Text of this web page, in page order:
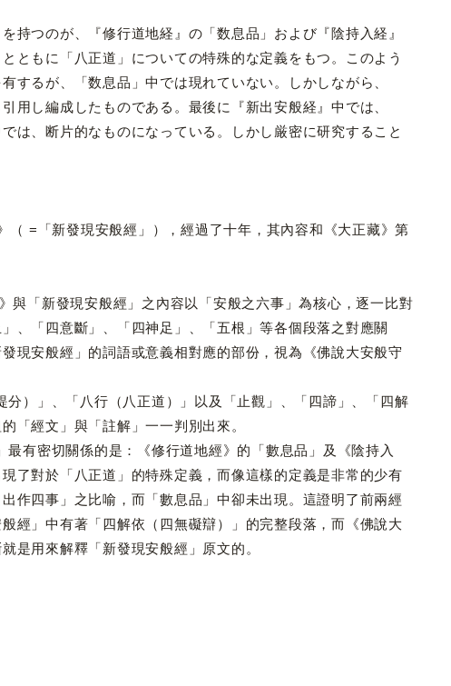
つのが、『修行道地経』の「数息品」および『陰持入経』
ともに「八正道」についての特殊的な定義をもつ。このよう
するが、「数息品」中では現れていない。しかしながら、
用し編成したものである。最後に『新出安般経』中では、
は、断片的なものになっている。しかし厳密に研究すること
=「新發現安般經」），經過了十年，其內容和《大正藏》第
「新發現安般經」之內容以「安般之六事」為核心，逐一比對
、「四意斷」、「四神足」、「五根」等各個段落之對應關
現安般經」的詞語或意義相對應的部份，視為《佛說大安般守
」、「八行（八正道）」以及「止觀」、「四諦」、「四解
「經文」與「註解」一一判別出來。
密切關係的是：《修行道地經》的「數息品」及《陰持入
了對於「八正道」的特殊定義，而像這樣的定義是非常的少有
作四事」之比喻，而「數息品」中卻未出現。這證明了前兩經
經」中有著「四解依（四無礙辯）」的完整段落，而《佛說大
是用來解釋「新發現安般經」原文的。